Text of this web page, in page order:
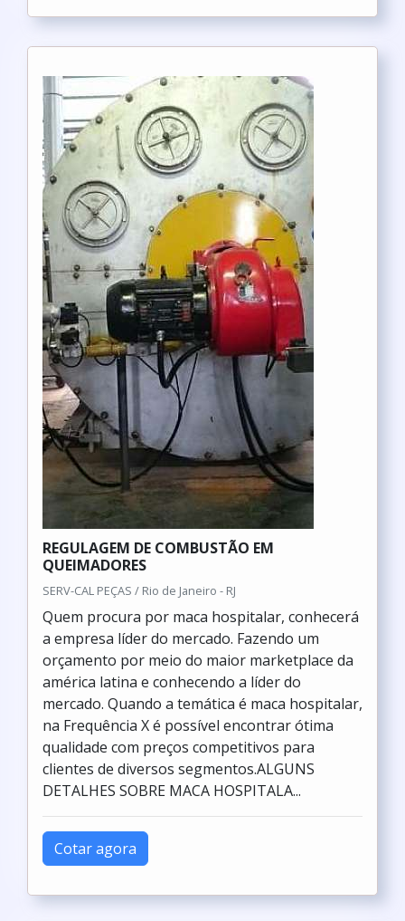
REGULAGEM DE COMBUSTÃO EM
QUEIMADORES
SERV-CAL PEÇAS / Rio de Janeiro - RJ
Quem procura por maca hospitalar, conhecerá
a empresa líder do mercado. Fazendo um
orçamento por meio do maior marketplace da
américa latina e conhecendo a líder do
mercado. Quando a temática é maca hospitalar,
na Frequência X é possível encontrar ótima
qualidade com preços competitivos para
clientes de diversos segmentos.ALGUNS
DETALHES SOBRE MACA HOSPITALA...
Cotar agora